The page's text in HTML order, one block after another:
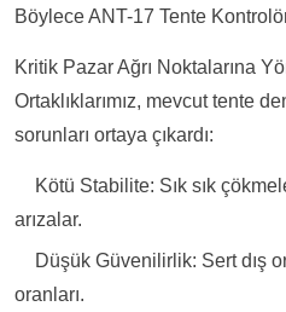
Böylece ANT-17 Tente
Kritik Pazar Ağrı Noktalarına
Ortaklıklarımız, mevcut tente
sorunları ortaya çıkardı:
Kötü Stabilite: Sık sık
arızalar.
Düşük Güvenilirlik: Sert dış
oranları.